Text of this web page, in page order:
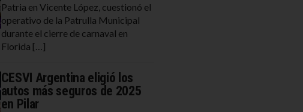
Patria en Vicente López, cuestionó el
operativo de la Patrulla Municipal
durante el cierre de carnaval en
Florida […]
CESVI Argentina eligió los
autos más seguros de 2025
en Pilar